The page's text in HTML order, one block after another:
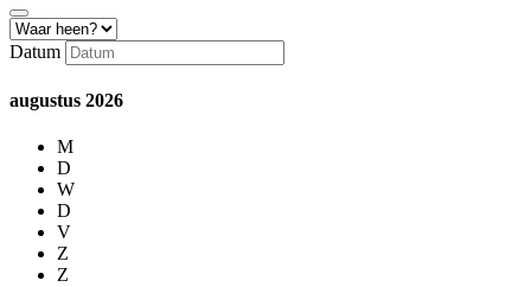
Datum
augustus 2026
M
D
W
D
V
Z
Z